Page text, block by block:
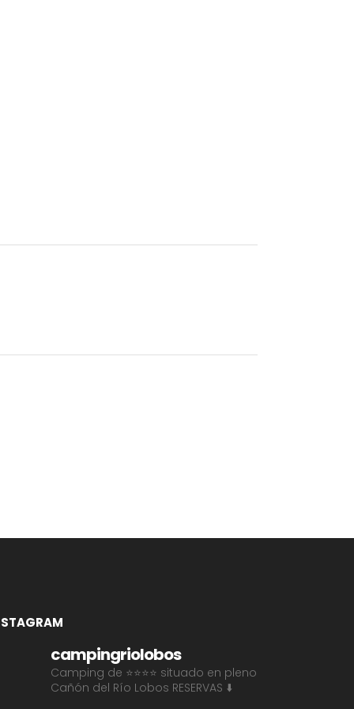
campingriolobos
Camping de ⭐⭐⭐⭐ situado en pleno
Cañón del Río Lobos RESERVAS ⬇️